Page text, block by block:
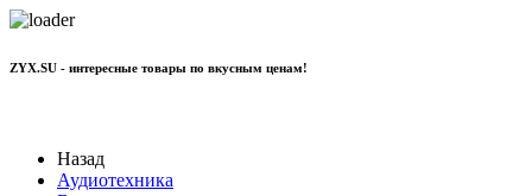
ZYX.SU - интересные товары по вкусным ценам!
Назад
Аудиотехника